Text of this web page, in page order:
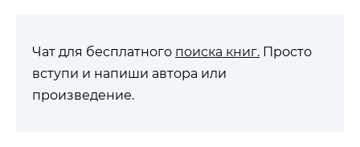
Чат для бесплатного поиска книг. Просто
вступи и напиши автора или
произведение.